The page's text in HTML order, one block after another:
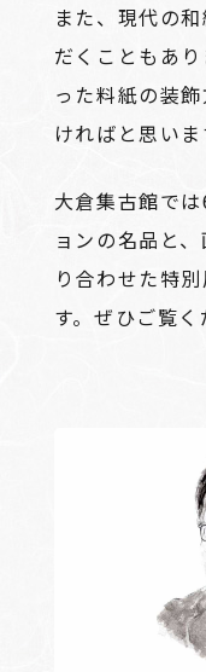
また、現代の
だくこともあ
った料紙の装
ければと思いま
大倉集古館で
ョンの名品と
り合わせた特
す。ぜひご覧く